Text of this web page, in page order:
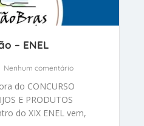
– ENEL
Nenhum comentário
do CONCURSO
E PRODUTOS
do XIX ENEL vem,